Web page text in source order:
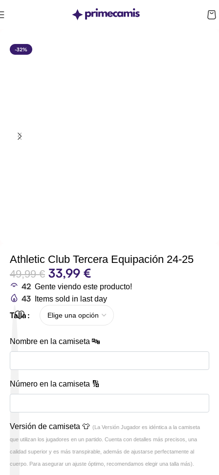
-32%
Athletic Club Tercera Equipación 24-25
49,99€ 33,99 €
42 Gente viendo este producto!
43 Items sold in last day
Talla
Nombre en la camiseta 🔤
Número en la camiseta 🔢
Versión de camiseta 👕 (La Versión Jugador es idéntica a la camiseta
que utilizan los jugadores en un partido. Cuenta con detalles más precisos, una
calidad superior y es más transpirable, además de ajustarse perfectamente al
cuerpo. Para asegurar un ajuste óptimo, recomendamos elegir una talla más).